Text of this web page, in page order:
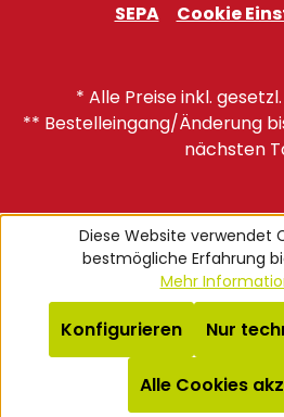
SEPA
Cookie
* Alle Preise inkl.
** Bestelleingang/Änderung
nächsten
Diese Website verwendet
bestmögliche Erfahrung
Mehr
Nur
Konfigurieren
Alle Cookies